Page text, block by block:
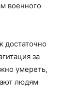
военного
достаточно
за
умереть,
людям